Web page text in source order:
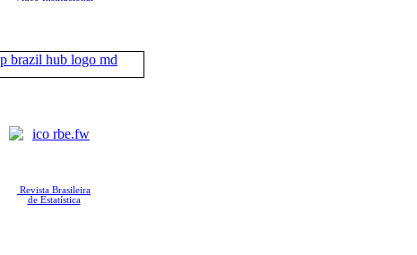
Revista Brasileira
de Estatística